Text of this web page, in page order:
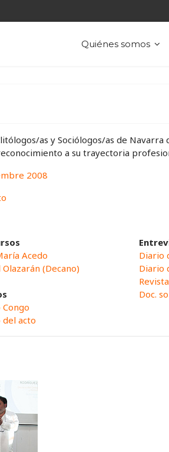
Quiénes somos
as y Sociólogos/as de
a su trayectoria
2008
Acedo
Diario
(Decano)
Diario
Doc.
Congo
del acto